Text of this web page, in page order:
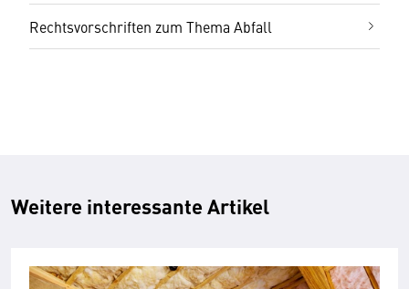
Rechtsvorschriften zum Thema Abfall
Weitere interessante Artikel